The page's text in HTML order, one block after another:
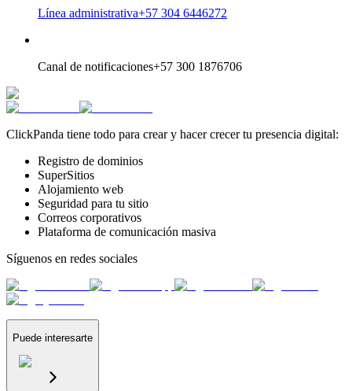
Línea administrativa+57 304 6446272
Canal de notificaciones+57 300 1876706
ClickPanda tiene todo para crear y hacer crecer tu presencia digital:
Registro de dominios
SuperSitios
Alojamiento web
Seguridad para tu sitio
Correos corporativos
Plataforma de comunicación masiva
Síguenos en redes sociales
Puede interesarte